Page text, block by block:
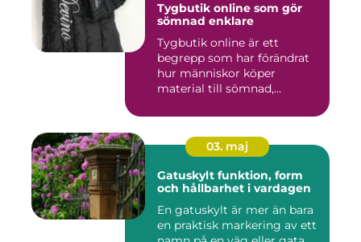
Tygbutik online som gör
sömnad enklare
Tygbutik online är ett
begrepp som har förändrat
hur människor köper
material till sömnad,
03. maj
Gatuskylt funktion, form
och hållbarhet i vardagen
En gatuskylt är mer än bara
en praktisk markering av ett